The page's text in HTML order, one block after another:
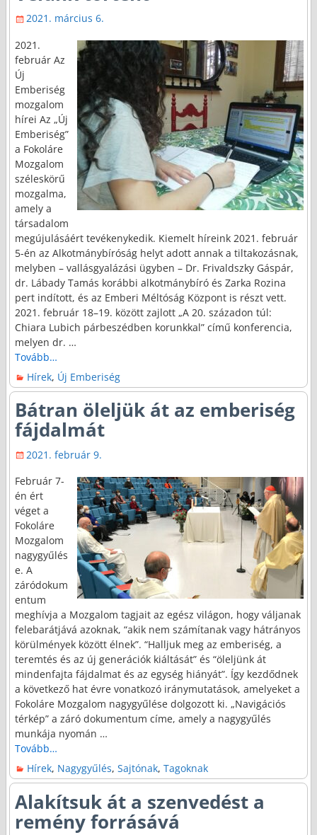
2021. március 6.
2021.
február Az
Új
Emberiség
mozgalom
hírei Az „Új
Emberiség”
a Fokoláre
Mozgalom
széleskörű
mozgalma,
amely a
társadalom
megújulásáért tevékenykedik. Kiemelt híreink 2021. február
5-én az Alkotmánybíróság helyt adott annak a tiltakozásnak,
melyben – vallásgyalázási ügyben – Dr. Frivaldszky Gáspár,
dr. Lábady Tamás korábbi alkotmánybíró és Zarka Rozina
pert indított, és az Emberi Méltóság Központ is részt vett.
2021. február 18–19. között zajlott „A 20. századon túl:
Chiara Lubich párbeszédben korunkkal” című konferencia,
melyen dr. …
Tovább…
Hírek, Új Emberiség
Bátran öleljük át az emberiség
fájdalmát
2021. február 9.
Február 7-
én ért
véget a
Fokoláre
Mozgalom
nagygyűlés
e. A
záródokum
entum
meghívja a Mozgalom tagjait az egész világon, hogy váljanak
felebarátjává azoknak, “akik nem számítanak vagy hátrányos
körülmények között élnek”. “Halljuk meg az emberiség, a
teremtés és az új generációk kiáltását” és “öleljünk át
mindenfajta fájdalmat és az egység hiányát”. Így kezdődnek
a következő hat évre vonatkozó iránymutatások, amelyeket a
Fokoláre Mozgalom nagygyűlése dolgozott ki. „Navigációs
térkép” a záró dokumentum címe, amely a nagygyűlés
munkája nyomán …
Tovább…
Hírek, Nagygyűlés,Sajtónak,Tagoknak
Alakítsuk át a szenvedést a
remény forrásává